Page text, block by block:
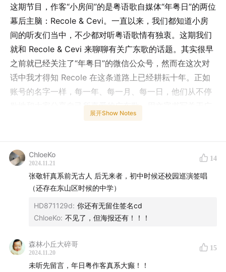
这期节目，作客“小房间”的是粤语歌自媒体“年粤日”的两位
幕后主脑：Recole & Cevi。一直以来，我们都知道小房
间的听友们当中，不少都对听粤语歌情有独衷。这期我们
就和 Recole & Cevi 来聊聊有关广东歌的话题。其实很早
之前就已经关注了“年粤日”的微信公众号，然而在这次对
话中我才得知 Recole 在这条道路上已经耕耘十年。正如
账号的名字一样，每一年、每一月、每一日，他们从不停
歇地和大家分享自己所喜爱的广东歌，用文字书写关于广
起，也谈到了“年粤日”诞生前所走过的一小段冤枉路。对
于广东歌，我们似乎过于习惯回味她的光辉过往，而这次
我们更希望探索她的现在式，甚至是将来时。
展开Show Notes
ChloeKo
2024.11.21
14
张敬轩真系前无古人 后无来者，初中时候还校园巡演签唱
（还存在东山区时候的中学）
HD871129d: 你还有无留住签名cd
ChloeKo: 不见了，但海报还有！！！
森林小丘大碎哥
2024.11.20
15
未听先留言，年日粤作客真系大癫！！